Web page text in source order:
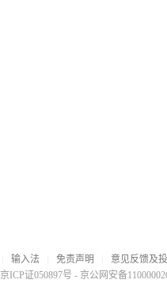
输入法 免责声明
意见反馈及
京ICP证050897号 - 京公网安备